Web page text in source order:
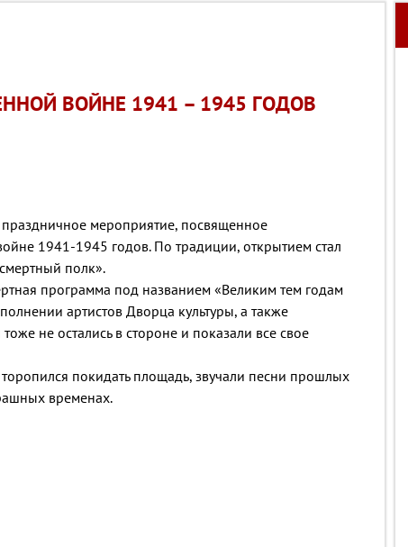
ВОЙНЕ 1941 – 1945 ГОДОВ
мероприятие, посвященное
1941-1945 годов. По традиции, открытием стал
полк».
программа под названием «Великим тем годам
артистов Дворца культуры, а также
не остались в стороне и показали все свое
покидать площадь, звучали песни прошлых
временах.